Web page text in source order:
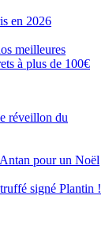
en 2026
meilleures
à plus de 100€
réveillon du
pour un Noël
signé Plantin !